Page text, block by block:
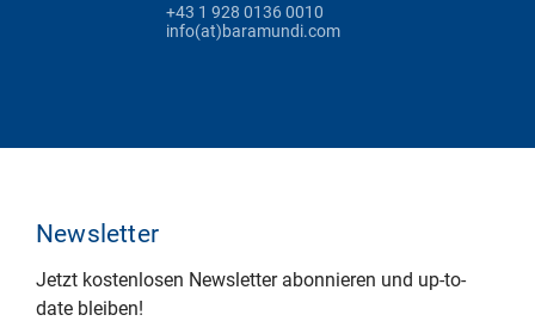
+43 1 928 0136 0010
info(at)baramundi.com
Newsletter
Jetzt kostenlosen Newsletter abonnieren und up-to-
date bleiben!